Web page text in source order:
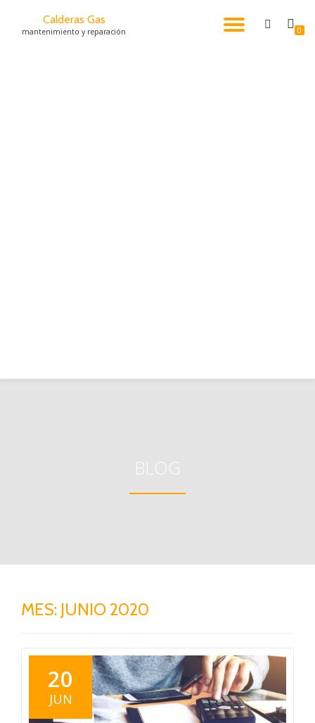
Saltar
Calderas Gas
mantenimiento y reparación 0
BLOG
MES: JUNIO 2020
20
JUN